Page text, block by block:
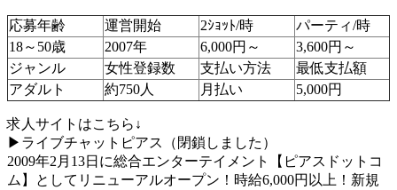
応募年齢 運営開始 2ｼｮｯﾄ/時
パーティ/時
18～50歳
2007年 6,000円～
3,600円～
ジャンル
女性登録数 支払い方法
最低支払額
アダルト
約750人 月払い 5,000円
求人サイトはこちら↓
▶ライブチャットピアス（閉鎖しました）
2009年2月13日に総合エンターテイメント【ピアスドットコ
ム】としてリニューアルオープン！時給6,000円以上！新規